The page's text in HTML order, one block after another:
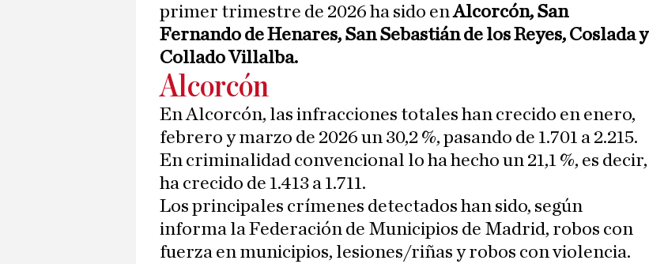
primer trimestre de 2026 ha sido enAlcorcón, San
Fernando de Henares, San Sebastián de los Reyes, Coslada y
Collado Villalba.
Alcorcón
En Alcorcón, las infracciones totales han crecido en enero,
febrero y marzo de 2026 un 30,2 %, pasando de 1.701 a 2.215.
En criminalidad convencional lo ha hecho un 21,1 %, es decir,
ha crecido de 1.413 a 1.711.
Los principales crímenes detectados han sido, según
informa la Federación de Municipios de Madrid, robos con
fuerza en municipios, lesiones/riñas y robos con violencia.